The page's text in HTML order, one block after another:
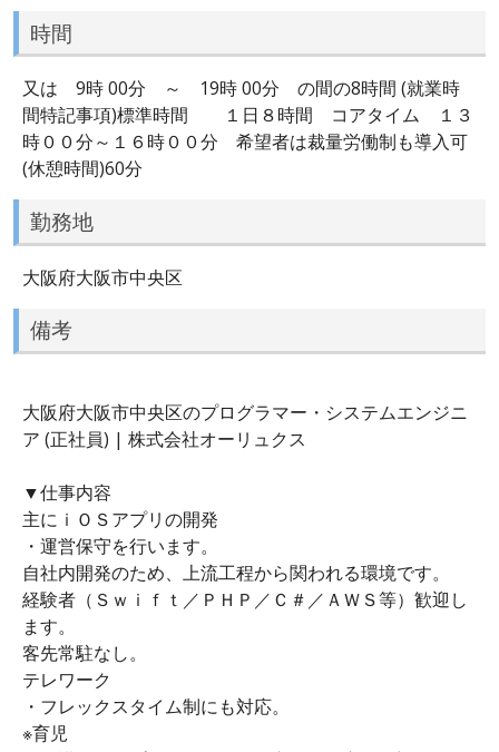
時間
又は 9時 00分 ～ 19時 00分 の間の8時間 (就業時
間特記事項)標準時間 １日８時間 コアタイム １３
時００分～１６時００分 希望者は裁量労働制も導入可
(休憩時間)60分
勤務地
大阪府大阪市中央区
備考
大阪府大阪市中央区のプログラマー・システムエンジニ
ア (正社員) | 株式会社オーリュクス
▼仕事内容
主にｉＯＳアプリの開発
・運営保守を行います。
自社内開発のため、上流工程から関われる環境です。
経験者（Ｓｗｉｆｔ／ＰＨＰ／Ｃ＃／ＡＷＳ等）歓迎し
ます。
客先常駐なし。
テレワーク
・フレックスタイム制にも対応。
※育児